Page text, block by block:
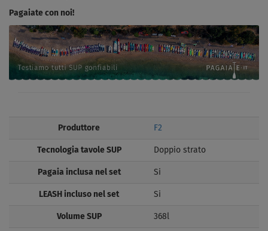
Pagaiate con noi!
Produttore F2
Tecnologia tavole SUP Doppio strato
Pagaia inclusa nel set Si
LEASH incluso nel set Si
Volume SUP 368l